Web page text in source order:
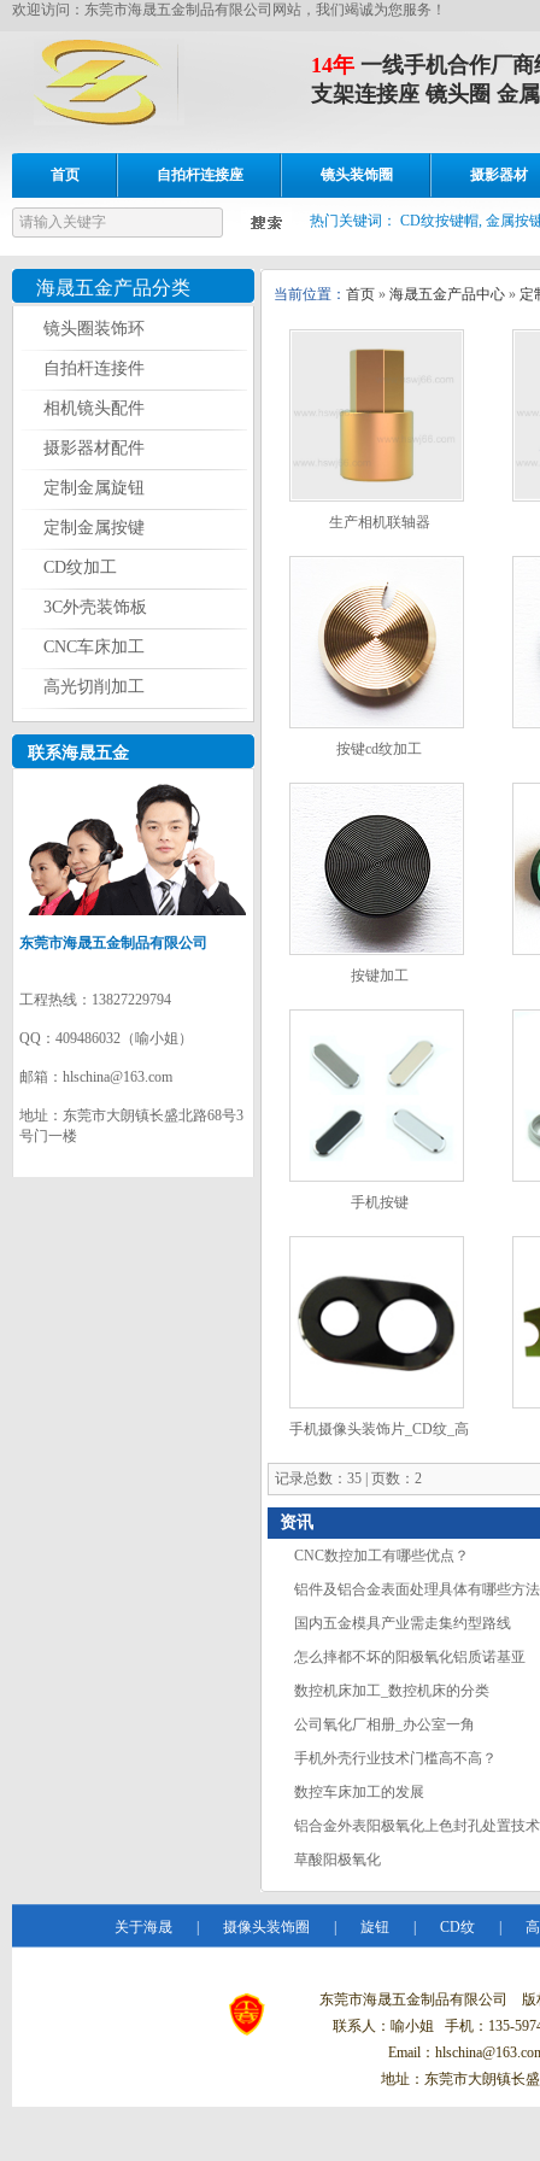
欢迎访问：东莞市海晟五金制品有限公司网站，我们竭诚为您服务！
14年 一线手机合作厂商
支架连接座 镜头圈 金
首页 自拍杆连接座 镜头装饰圈 摄影器材
设备展示 热门关键词： CD纹按键帽, 金属按
海晟五金产品分类
镜头圈装饰环
自拍杆连接件
相机镜头配件
摄影器材配件
定制金属旋钮
定制金属按键
CD纹加工
3C外壳装饰板
CNC车床加工
高光切削加工
联系海晟五金
东莞市海晟五金制品有限公司
工程热线：13827229794
QQ：409486032（喻小姐）
邮箱：hlschina@163.com
地址：东莞市大朗镇长盛北路68号3
号门一楼
当前位置： 首页 » 海晟五金产品中心 » 定
生产相机联轴器
按键cd纹加工
按键加工
手机按键
手机摄像头装饰片_CD纹_高
记录总数：35 | 页数：2
资讯
CNC数控加工有哪些优点？
铝件及铝合金表面处理具体有哪些方法
国内五金模具产业需走集约型路线
怎么摔都不坏的阳极氧化铝质诺基亚
数控机床加工_数控机床的分类
公司氧化厂相册_办公室一角
手机外壳行业技术门槛高不高？
数控车床加工的发展
铝合金外表阳极氧化上色封孔处置技术
草酸阳极氧化
关于海晟 摄像头装饰圈 旋钮 CD纹
东莞市海晟五金制品有限公司
联系人：喻小姐 手机：135-
Email：
地址：东莞市大朗镇长